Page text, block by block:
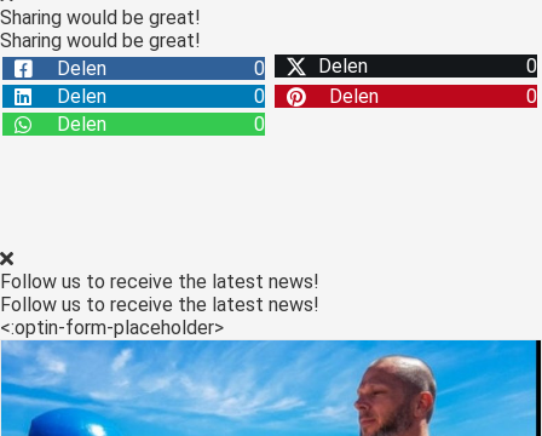
Sharing would be great!
Sharing would be great!
Delen
0 Delen
0
Delen
0 Delen
0
Delen
0
Follow us to receive the latest news!
Follow us to receive the latest news!
<:optin-form-placeholder>
gebruikt
deze
kan de
niet